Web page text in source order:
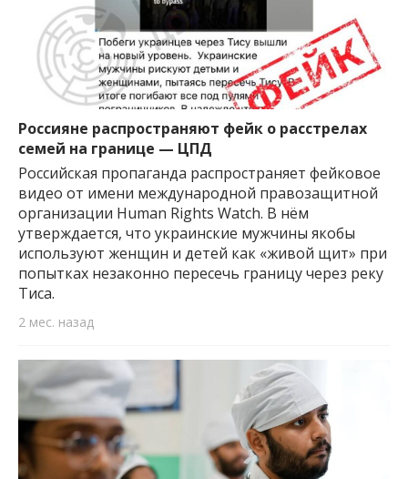
Россияне распространяют фейк о расстрелах
семей на границе — ЦПД
Российская пропаганда распространяет фейковое
видео от имени международной правозащитной
организации Human Rights Watch. В нём
утверждается, что украинские мужчины якобы
используют женщин и детей как «живой щит» при
попытках незаконно пересечь границу через реку
Тиса.
2 мес. назад